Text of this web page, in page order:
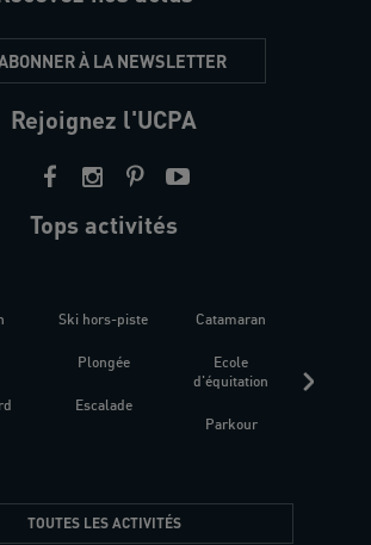
À LA NEWSLETTER
Rejoignez l'UCPA
Tops activités
Ski hors-piste
Plongée
Escalade
Catamaran
Ecole
d'équitation
Parkour
TOUTES LES ACTIVITÉS